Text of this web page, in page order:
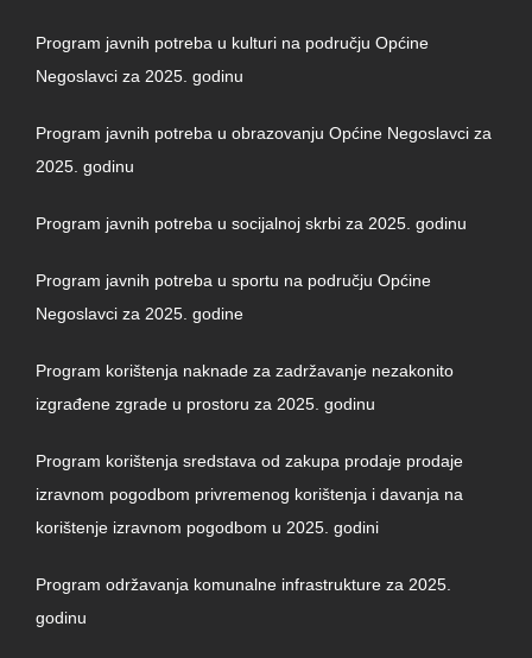
Program javnih potreba u kulturi na području Općine
Negoslavci za 2025. godinu
Program javnih potreba u obrazovanju Općine Negoslavci za
2025. godinu
Program javnih potreba u socijalnoj skrbi za 2025. godinu
Program javnih potreba u sportu na području Općine
Negoslavci za 2025. godine
Program korištenja naknade za zadržavanje nezakonito
izgrađene zgrade u prostoru za 2025. godinu
Program korištenja sredstava od zakupa prodaje prodaje
izravnom pogodbom privremenog korištenja i davanja na
korištenje izravnom pogodbom u 2025. godini
Program održavanja komunalne infrastrukture za 2025.
godinu